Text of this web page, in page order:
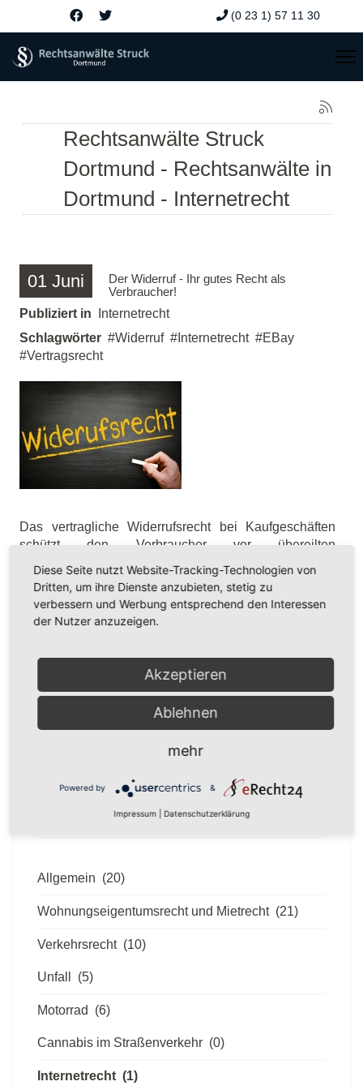
(0 23 1) 57 11 30
Rechtsanwälte Struck
Dortmund - Rechtsanwälte in
Dortmund - Internetrecht
01 Juni
Der Widerruf - Ihr gutes Recht als
Verbraucher!
Publiziert in
Internetrecht
Schlagwörter
Widerruf Internetrecht
EBay
Vertragsrecht
Das vertragliche Widerrufsrecht bei Kaufgeschäften
schützt den Verbraucher vor übereilten
Vertragsschlüssen. Der Verbraucher kann das scharfe
Schwert des Widerrufsrechts nutzen, wobei sich häufig
die Frage stellt, wie denn bereits vollzogene
Kaufverträge rückabgewickelt werden müssen.
Gelesen5250mal
weiterlesen ...
Kategorien
Allgemein (20)
Wohnungseigentumsrecht und Mietrecht (21)
Verkehrsrecht (10)
Unfall (5)
Motorrad (6)
Cannabis im Straßenverkehr (0)
Internetrecht (1)
Diese Seite nutzt Website-Tracking-Technologien von
Dritten, um ihre Dienste anzubieten, stetig zu
verbessern und Werbung entsprechend den Interessen
der Nutzer anzuzeigen.
Akzeptieren
Ablehnen
mehr
Powered by &
Impressum Datenschutzerklärung